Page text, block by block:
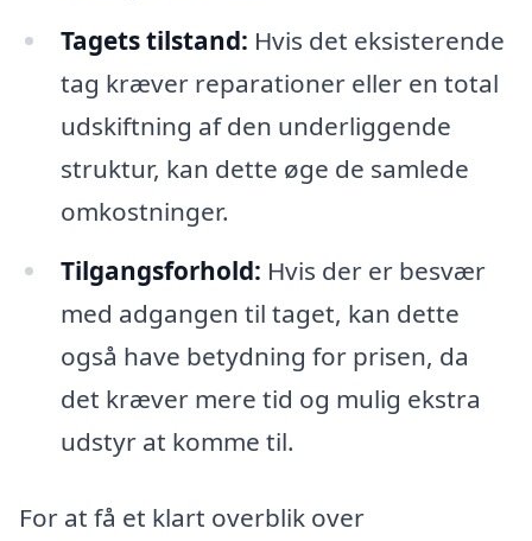
Tagets tilstand: Hvis det eksisterende
tag kræver reparationer eller en total
udskiftning af den underliggende
struktur, kan dette øge de samlede
omkostninger.
Tilgangsforhold: Hvis der er besvær
med adgangen til taget, kan dette
også have betydning for prisen, da
det kræver mere tid og mulig ekstra
udstyr at komme til.
For at få et klart overblik over